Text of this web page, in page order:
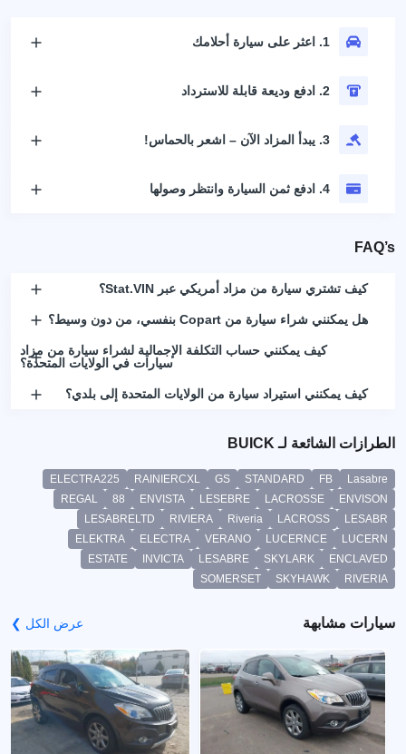
1. اعثر على سيارة أحلامك
2. ادفع وديعة قابلة للاسترداد
3. يبدأ المزاد الآن – اشعر بالحماس!
4. ادفع ثمن السيارة وانتظر وصولها
FAQ’s
كيف تشتري سيارة من مزاد أمريكي عبر Stat.VIN؟
هل يمكنني شراء سيارة من Copart بنفسي، من دون وسيط؟
كيف يمكنني حساب التكلفة الإجمالية لشراء سيارة من مزاد
سيارات في الولايات المتحدة؟
كيف يمكنني استيراد سيارة من الولايات المتحدة إلى بلدي؟
الطرازات الشائعة لـ BUICK
Lasabre
FB
STANDARD
GS
RAINIERCXL
ELECTRA225
ENVISON
LACROSSE
LESEBRE
ENVISTA
88
REGAL
LESABR
LACROSS
Riveria
RIVIERA
LESABRELTD
LUCERN
LUCERNCE
VERANO
ELECTRA
ELEKTRA
ENCLAVED
SKYLARK
LESABRE
INVICTA
ESTATE
RIVERIA
SKYHAWK
SOMERSET
سيارات مشابهة عرض الكل ❯